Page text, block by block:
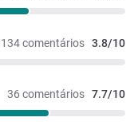
134 comentários 3.8/10
36 comentários 7.7/10